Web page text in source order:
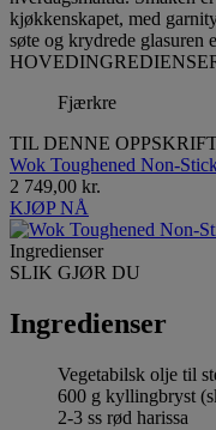
kjøkkenskapet, med
søte og krydrede glasuren
Fjærkre
TIL DENNE
Wok Toughened Non-
2 749,00 kr.
KJØP NÅ
Ingredienser
SLIK GJØR DU
Ingredienser
Vegetabilsk olje til
600 g kyllingbryst
2-3 ss rød harissa